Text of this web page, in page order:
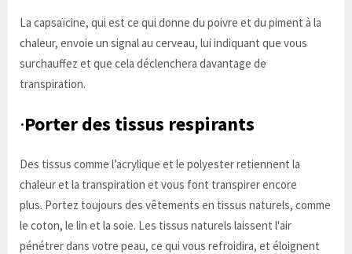
La capsaïcine, qui est ce qui donne du poivre et du piment à la
chaleur, envoie un signal au cerveau, lui indiquant que vous
surchauffez et que cela déclenchera davantage de
transpiration.
·Porter des tissus respirants
Des tissus comme l’acrylique et le polyester retiennent la
chaleur et la transpiration et vous font transpirer encore
plus. Portez toujours des vêtements en tissus naturels, comme
le coton, le lin et la soie. Les tissus naturels laissent l'air
pénétrer dans votre peau, ce qui vous refroidira, et éloignent